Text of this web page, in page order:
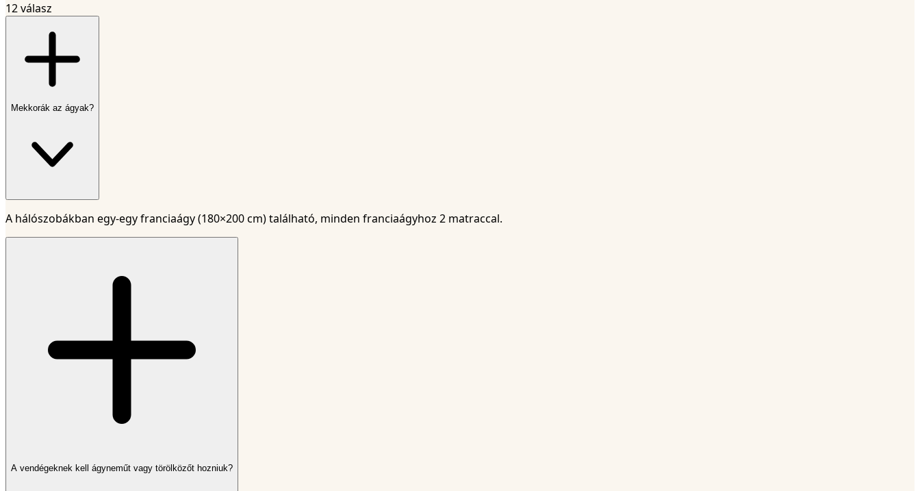
12 válasz
Mekkorák az ágyak?
A hálószobákban egy-egy franciaágy (180×200 cm) található, minden franciaágyhoz 2 matraccal.
A vendégeknek kell ágyneműt vagy törölközőt hozniuk?